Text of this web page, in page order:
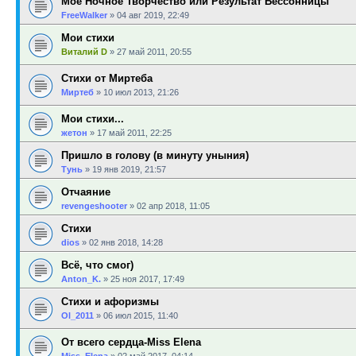
FreeWalker » 04 авг 2019, 22:49
Мои стихи
Виталий D » 27 май 2011, 20:55
Стихи от Миртеба
Миртеб » 10 июл 2013, 21:26
Мои стихи...
жетон » 17 май 2011, 22:25
Пришло в голову (в минуту уныния)
Тунь » 19 янв 2019, 21:57
Отчаяние
revengeshooter » 02 апр 2018, 11:05
Стихи
dios » 02 янв 2018, 14:28
Всё, что смог)
Anton_K. » 25 ноя 2017, 17:49
Стихи и афоризмы
Ol_2011 » 06 июл 2015, 11:40
От всего сердца-Miss Elena